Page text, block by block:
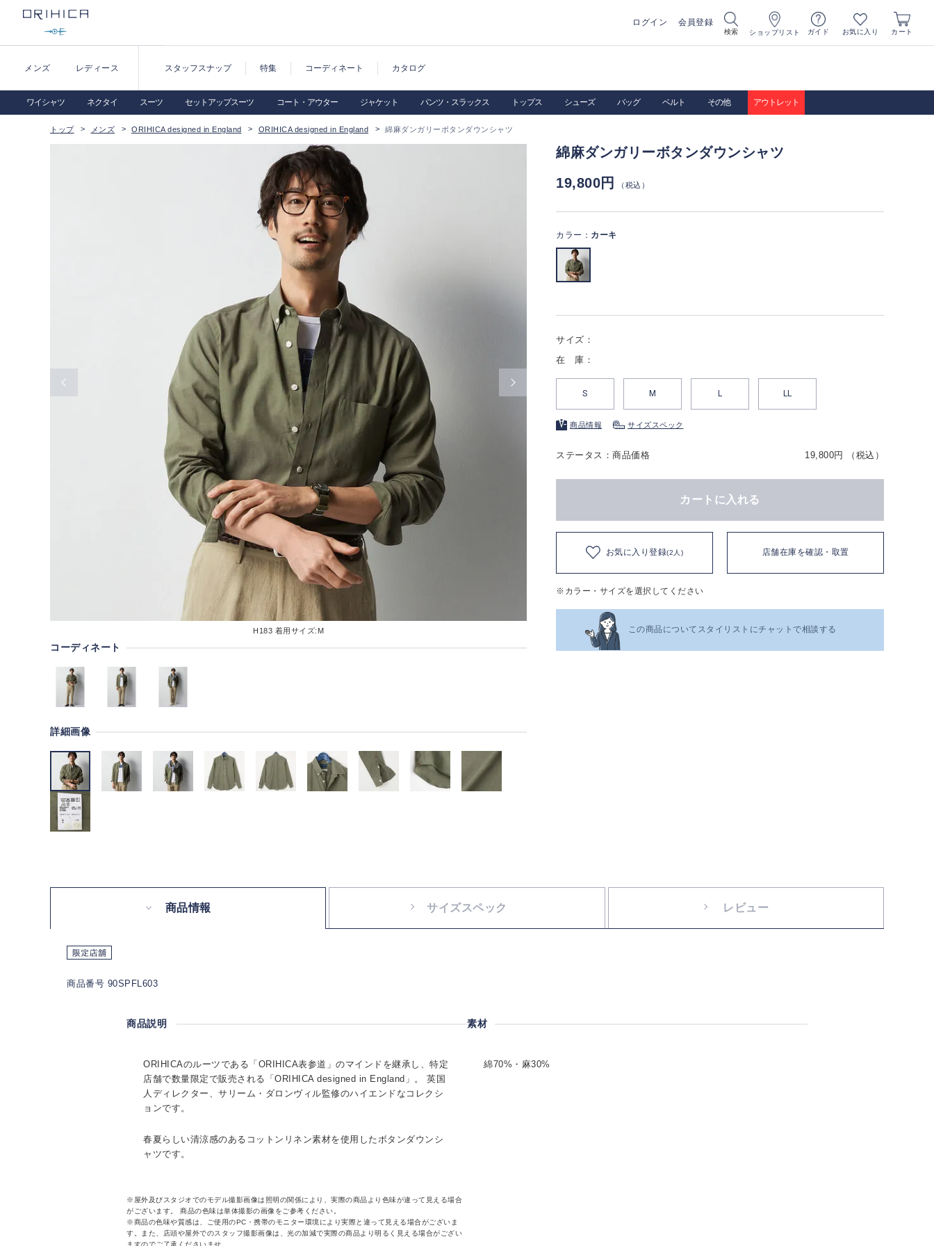
ログイン 会員登録
検索 ショップリスト ガイド お気に入り カート
メンズ レディース スタッフスナップ 特集 コーディネート カタログ
ワイシャツ ネクタイ スーツ セットアップスーツ コート・アウター ジャケット パンツ・スラックス トップス シューズ バッグ ベルト その他 アウトレット
トップ メンズ ORIHICA designed in England ORIHICA designed in England 綿麻ダンガリーボタンダウンシャツ
H183 着用サイズ:M
コーディネート
詳細画像
綿麻ダンガリーボタンダウンシャツ
19,800円
（税込）
カラー： カーキ
サイズ：
在 庫：
S M L LL
商品情報 サイズスペック
ステータス：商品価格 19,800円 （税込）
カートに入れる
お気に入り登録(2人) 店舗在庫を確認・取置
※カラー・サイズを選択してください
この商品についてスタイリストにチャットで相談する
商品情報 サイズスペック レビュー
商品番号 90SPFL603
商品説明
ORIHICAのルーツである「ORIHICA表参道」のマインドを継承し、特定
店舗で数量限定で販売される「ORIHICA designed in England」。 英国
人ディレクター、サリーム・ダロンヴィル監修のハイエンドなコレクシ
ョンです。
春夏らしい清涼感のあるコットンリネン素材を使用したボタンダウンシ
ャツです。
※屋外及びスタジオでのモデル撮影画像は照明の関係により、実際の商品より色味が違って見える場合
がございます。 商品の色味は単体撮影の画像をご参考ください。
※商品の色味や質感は、ご使用のPC・携帯のモニター環境により実際と違って見える場合がございま
す。また、店頭や屋外でのスタッフ撮影画像は、光の加減で実際の商品より明るく見える場合がござい
ますのでご了承くださいませ。
素材
綿70%・麻30%